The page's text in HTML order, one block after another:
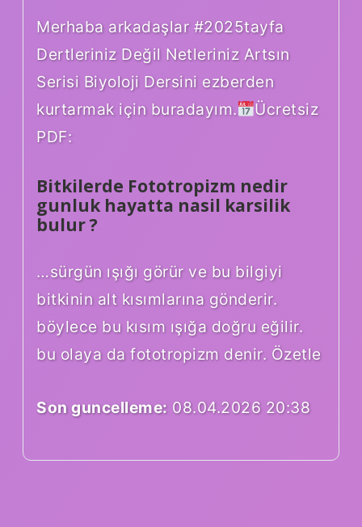
Merhaba arkadaşlar #2025tayfa
Dertleriniz Değil Netleriniz Artsın
Serisi Biyoloji Dersini ezberden
kurtarmak için buradayım.
Ücretsiz
PDF:
Bitkilerde Fototropizm nedir
gunluk hayatta nasil karsilik
bulur ?
…sürgün ışığı görür ve bu bilgiyi
bitkinin alt kısımlarına gönderir.
böylece bu kısım ışığa doğru eğilir.
bu olaya da fototropizm denir. Özetle
Son guncelleme: 08.04.2026 20:38